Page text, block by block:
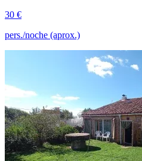
30 €
pers./noche (aprox.)